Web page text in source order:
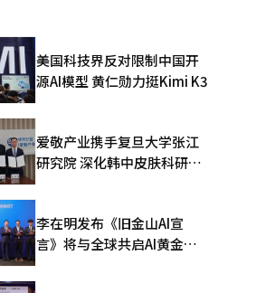
美国科技界反对限制中国开
源AI模型 黄仁勋力挺Kimi K3
爱敬产业携手复旦大学张江
研究院 深化韩中皮肤科研合
李在明发布《旧金山AI宣
言》将与全球共启AI黄金时